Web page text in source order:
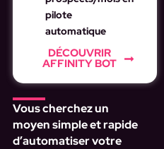
pilote
automatique
DÉCOUVRIR
AFFINITY BOT
Vous cherchez un
moyen simple et rapide
d’automatiser votre